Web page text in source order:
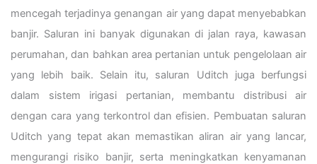
mencegah terjadinya genangan air yang dapat menyebabkan
banjir. Saluran ini banyak digunakan di jalan raya, kawasan
perumahan, dan bahkan area pertanian untuk pengelolaan air
yang lebih baik. Selain itu, saluran Uditch juga berfungsi
dalam sistem irigasi pertanian, membantu distribusi air
dengan cara yang terkontrol dan efisien. Pembuatan saluran
Uditch yang tepat akan memastikan aliran air yang lancar,
mengurangi risiko banjir, serta meningkatkan kenyamanan